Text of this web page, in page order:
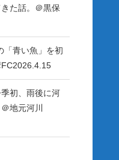
た話。＠黒保
「青い魚」を初
季初、雨後に河
地元河川